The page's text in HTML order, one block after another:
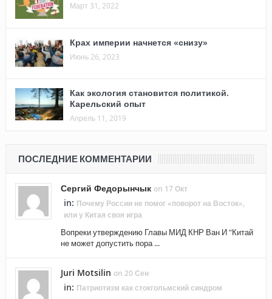
Март 31, 2022
Крах империи начнется «снизу»
Июнь 26, 2023
Как экология становится политикой.
Карельский опыт
Апрель 11, 2019
ПОСЛЕДНИЕ КОММЕНТАРИИ
Сергий Федорынчык on 17 Окт
in: Почему России не помог «поворот на Восток»,
или у Китая своя игра
Вопреки утверждению Главы МИД КНР Ван И "Китай
не может допустить пора ...
Juri Motsilin on 20 Сен
in: Патриотизм как стокгольмский синдром